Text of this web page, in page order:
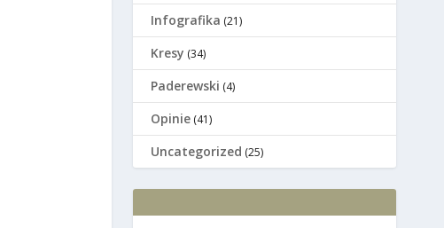
Infografika (21)
Kresy (34)
Paderewski (4)
Opinie (41)
Uncategorized (25)